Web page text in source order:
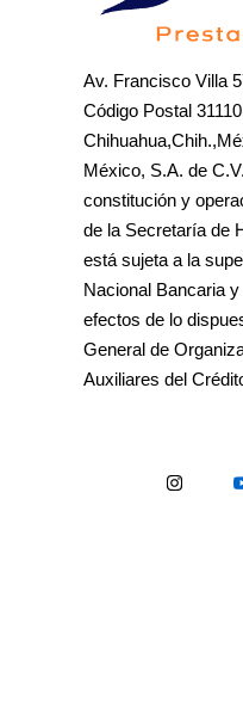
Av. Francisco Villa
Código Postal
México, S.A. de
constitución y
de la Secretaría de
está sujeta a la
Nacional Bancaria
efectos de lo
General de
Auxiliares del